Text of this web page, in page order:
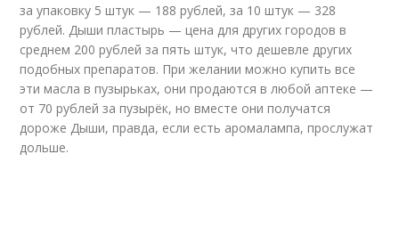
за упаковку 5 штук — 188 рублей, за 10 штук — 328
рублей. Дыши пластырь — цена для других городов в
среднем 200 рублей за пять штук, что дешевле других
подобных препаратов. При желании можно купить все
эти масла в пузырьках, они продаются в любой аптеке —
от 70 рублей за пузырёк, но вместе они получатся
дороже Дыши, правда, если есть аромалампа, прослужат
дольше.